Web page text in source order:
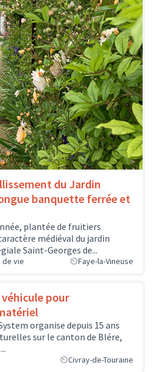
du Jardin
banquette ferrée et
plantée de fruitiers
médiéval du jardin
Saint-Georges de...
de vie Faye-la-Vineuse
pour
organise depuis 15 ans
sur le canton de Blére,
Civray-de-Touraine